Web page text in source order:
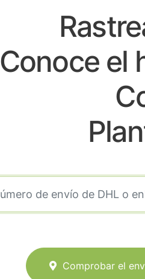
Conoce el
Comprobar el